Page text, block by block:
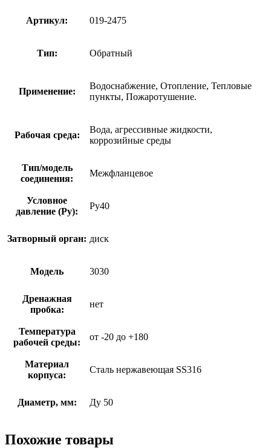
Артикул: 019-2475
Тип: Обратный
Применение:
Водоснабжение, Отопление, Тепловые
пункты, Пожаротушение.
Рабочая среда:
Вода, агрессивные жидкости,
коррозийные среды
Тип/модель
соединения:
Межфланцевое
Условное
давление (Ру):
Ру40
Затворный орган: диск
Модель 3030
Дренажная
пробка:
нет
Температура
рабочей среды:
от -20 до +180
Материал
корпуса:
Сталь нержавеющая SS316
Диаметр, мм: Ду 50
Похожие товары